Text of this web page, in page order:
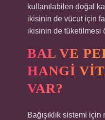
kullanılabilen doğal
ikisinin de vücut için
ikisinin de tüketilmesi
BAL VE
HANGI
VAR?
Bağışıklık sistemi